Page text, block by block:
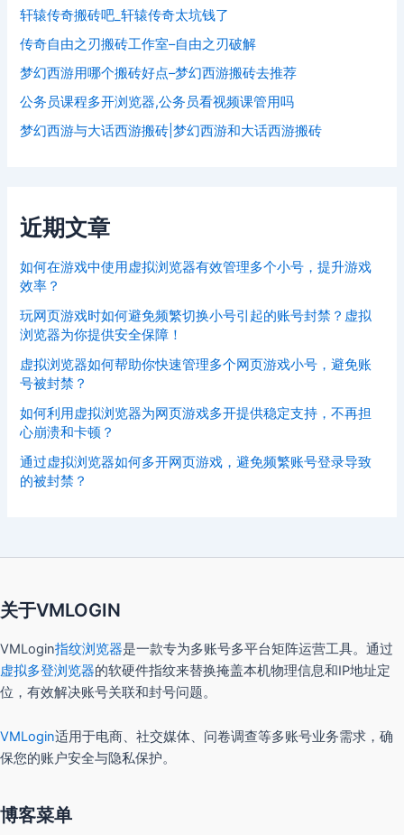
轩辕传奇搬砖吧_轩辕传奇太坑钱了
传奇自由之刃搬砖工作室–自由之刃破解
梦幻西游用哪个搬砖好点–梦幻西游搬砖去推荐
公务员课程多开浏览器,公务员看视频课管用吗
梦幻西游与大话西游搬砖|梦幻西游和大话西游搬砖
近期文章
如何在游戏中使用虚拟浏览器有效管理多个小号，提升游戏
效率？
玩网页游戏时如何避免频繁切换小号引起的账号封禁？虚拟
浏览器为你提供安全保障！
虚拟浏览器如何帮助你快速管理多个网页游戏小号，避免账
号被封禁？
如何利用虚拟浏览器为网页游戏多开提供稳定支持，不再担
心崩溃和卡顿？
通过虚拟浏览器如何多开网页游戏，避免频繁账号登录导致
的被封禁？
关于VMLOGIN
VMLogin指纹浏览器是一款专为多账号多平台矩阵运营工具。通过
虚拟多登浏览器的软硬件指纹来替换掩盖本机物理信息和IP地址定
位，有效解决账号关联和封号问题。
VMLogin适用于电商、社交媒体、问卷调查等多账号业务需求，确
保您的账户安全与隐私保护。
博客菜单